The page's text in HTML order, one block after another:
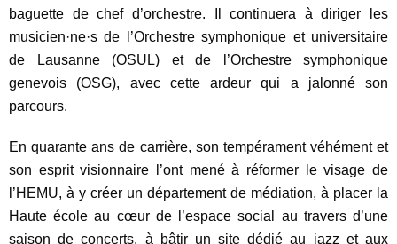
baguette de chef d’orchestre. Il continuera à diriger les
musicien·ne·s de l’Orchestre symphonique et universitaire
de Lausanne (OSUL) et de l’Orchestre symphonique
genevois (OSG), avec cette ardeur qui a jalonné son
parcours.
En quarante ans de carrière, son tempérament véhément et
son esprit visionnaire l’ont mené à réformer le visage de
l’HEMU, à y créer un département de médiation, à placer la
Haute école au cœur de l’espace social au travers d’une
saison de concerts, à bâtir un site dédié au jazz et aux